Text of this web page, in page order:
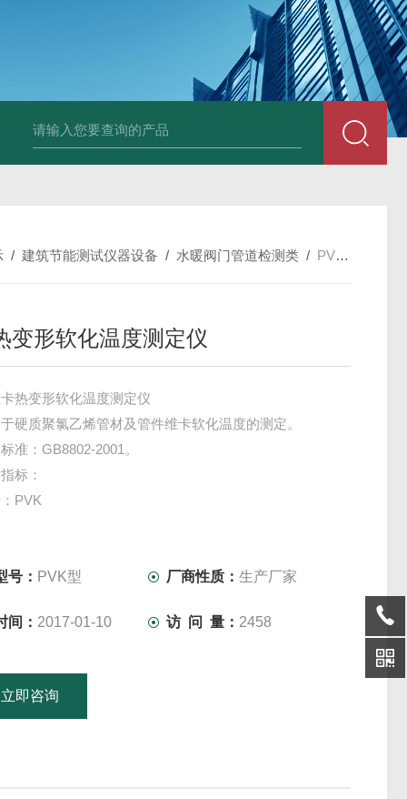
中深浅层地源热泵空调系统运行故障诊断修复 冷暖双
/建筑节能测试仪器设备 / 水暖阀门管道检测类 / PVK型维卡热变形软化温度测定仪
变形软化温度测定仪
热变形软化温度测定仪
质聚氯乙烯管材及管件维卡软化温度的测定。
：GB8802-2001。
：
号： PVK型 厂商性质：生产厂家
间： 2017-01-10 访 问 量： 2458
立即咨询